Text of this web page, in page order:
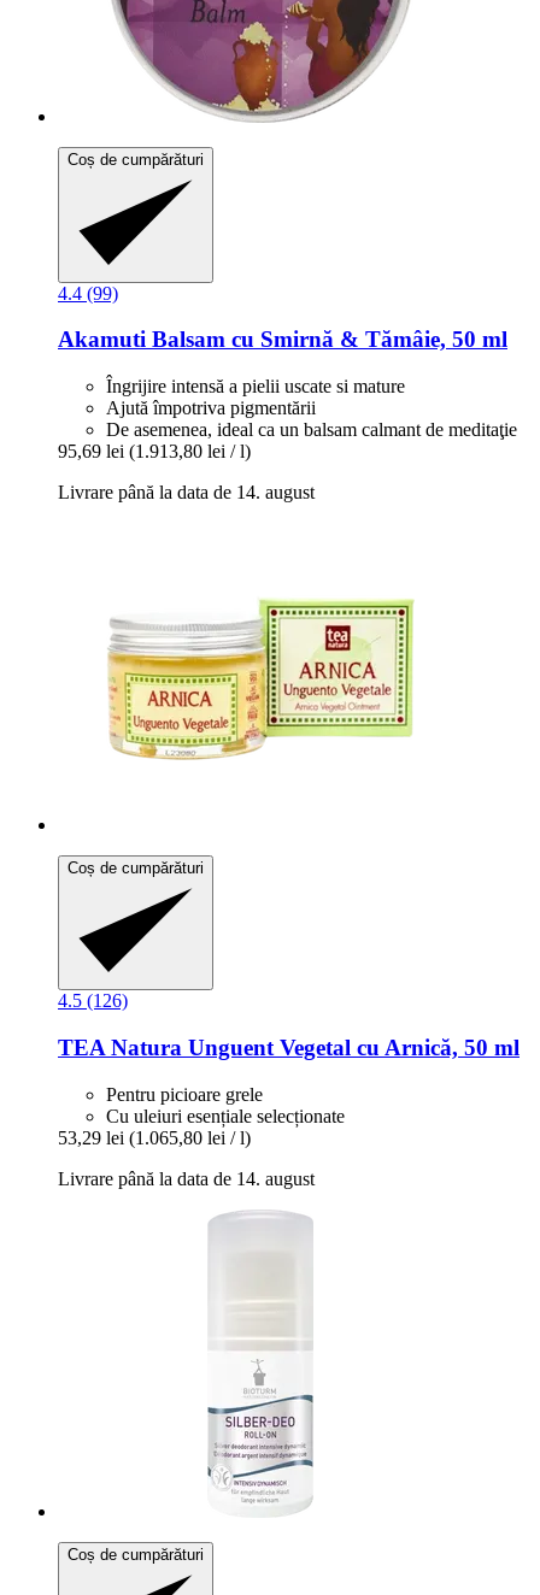
Coș de cumpărături
4.4 (99)
Akamuti Balsam cu Smirnă & Tămâie, 50 ml
Îngrijire intensă a pielii uscate si mature
Ajută împotriva pigmentării
De asemenea, ideal ca un balsam calmant de meditaţie
95,69 lei (1.913,80 lei / l)
Livrare până la data de 14. august
Coș de cumpărături
4.5 (126)
TEA Natura Unguent Vegetal cu Arnică, 50 ml
Pentru picioare grele
Cu uleiuri esențiale selecționate
53,29 lei (1.065,80 lei / l)
Livrare până la data de 14. august
Coș de cumpărături